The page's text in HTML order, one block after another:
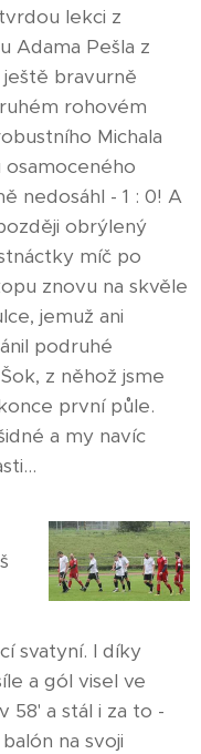
lekci z
Adama Pešla z
bravurně
rohovém
Michala
nedosáhl - 1 : 0! A
obrýlený
míč po
znovu na skvěle
jemuž ani
podruhé
z něhož jsme
první půle.
a my navíc
svatyní. I díky
a gól visel ve
58' a stál i za to -
na svoji